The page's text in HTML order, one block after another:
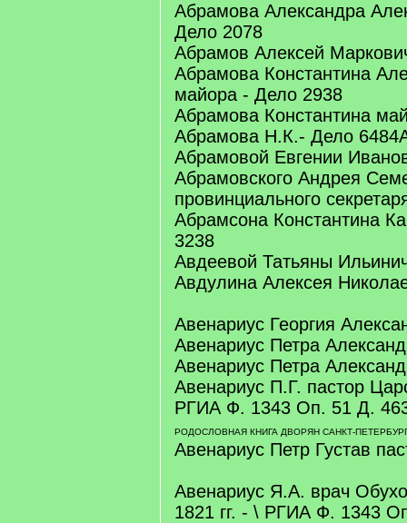
Абрамова Александра
Дело 2078
Абрамов Алексей
Абрамова Константина
майора - Дело 2938
Абрамова Константина
Абрамова Н.К.- Дело
Абрамовой Евгении
Абрамовского Андрея
провинциального
Абрамсона Константина
3238
Авдеевой Татьяны
Авдулина Алексея
Авенариус Георгия
Авенариус Петра
Авенариус Петра
Авенариус П.Г. пастор
РГИА Ф. 1343 Оп. 51 Д.
РОДОСЛОВНАЯ КНИГА ДВОРЯН САНКТ-
Авенариус Петр Густав
Авенариус Я.А. врач
1821 гг. - \ РГИА Ф. 1343